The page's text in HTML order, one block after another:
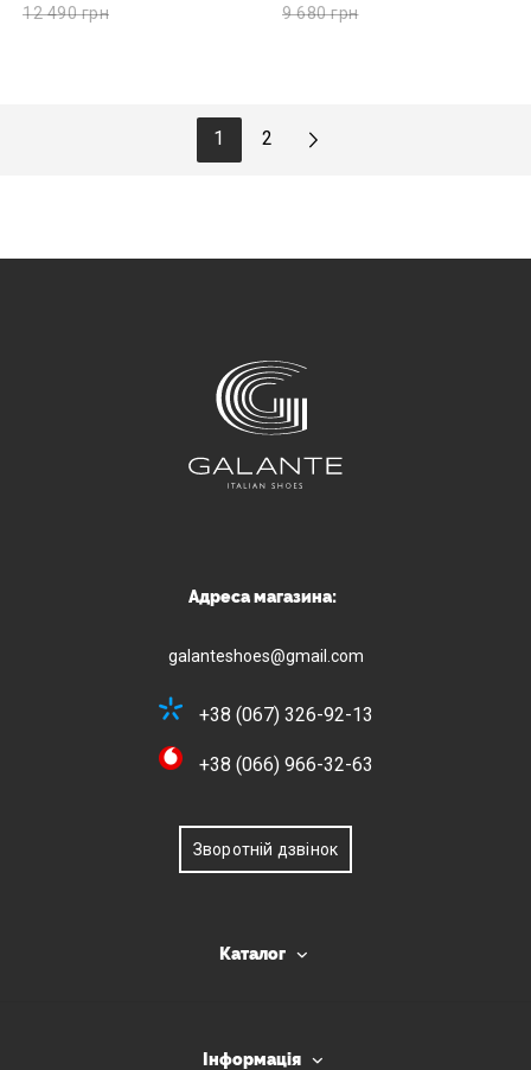
12 490грн 9 680грн
1 2
Адреса магазина:
galanteshoes@gmail.com
+38 (067) 326-92-13
+38 (066) 966-32-63
Зворотній дзвінок
Каталог
Інформація